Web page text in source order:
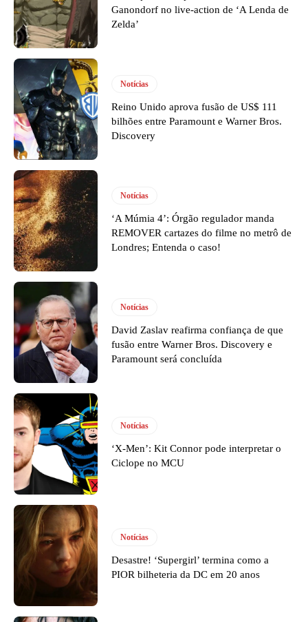
Ganondorf no live-action de ‘A Lenda de
Zelda’
Notícias
Reino Unido aprova fusão de US$ 111
bilhões entre Paramount e Warner Bros.
Discovery
Notícias
‘A Múmia 4’: Órgão regulador manda
REMOVER cartazes do filme no metrô de
Londres; Entenda o caso!
Notícias
David Zaslav reafirma confiança de que
fusão entre Warner Bros. Discovery e
Paramount será concluída
Notícias
‘X-Men’: Kit Connor pode interpretar o
Ciclope no MCU
Notícias
Desastre! ‘Supergirl’ termina como a
PIOR bilheteria da DC em 20 anos